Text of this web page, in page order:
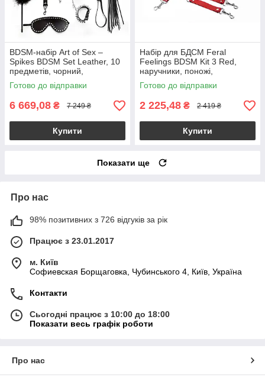
BDSM-набір Art of Sex –
Spikes BDSM Set Leather, 10
предметів, чорний,
натуральна шкіра
Готово до відправки
6 669,08 ₴ 7 249 ₴
Купити
Набір для БДСМ Feral
Feelings BDSM Kit 3 Red,
наручники, поножі,
хрестовина
Готово до відправки
2 225,48 ₴ 2 419 ₴
Купити
Показати ще
Про нас
98% позитивних з 726 відгуків за рік
Працює з 23.01.2017
м. Київ
Софиевская Борщаговка, Чубинського 4, Київ, Україна
Контакти
Сьогодні працює з 10:00 до 18:00
Показати весь графік роботи
Про нас